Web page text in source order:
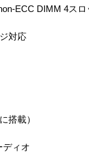
ECC DIMM 4ス
対応
搭載）
ディオ